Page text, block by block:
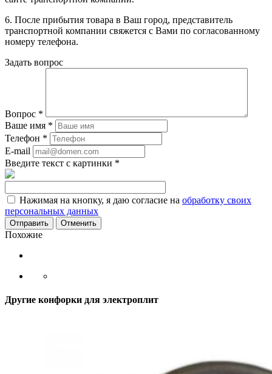
6. После прибытия товара в Ваш город, представитель
транспортной компании свяжется с Вами по согласованному
номеру телефона.
Задать вопрос
Вопрос *
Ваше имя *
Телефон *
E-mail
Введите текст с картинки *
Нажимая на кнопку, я даю согласие на обработку своих
персональных данных
Отменить
Похожие
Другие конфорки для электроплит